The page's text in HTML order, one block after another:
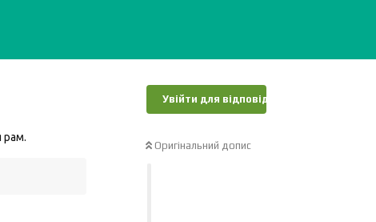
Увійти для відповіді
Оригінальний допис
рам.